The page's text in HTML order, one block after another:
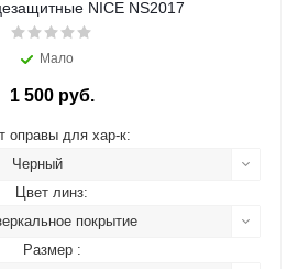
NICE NS2017
Мало
1 500 руб.
оправы для хар-к:
Черный
Цвет линз:
покрытие
Размер :